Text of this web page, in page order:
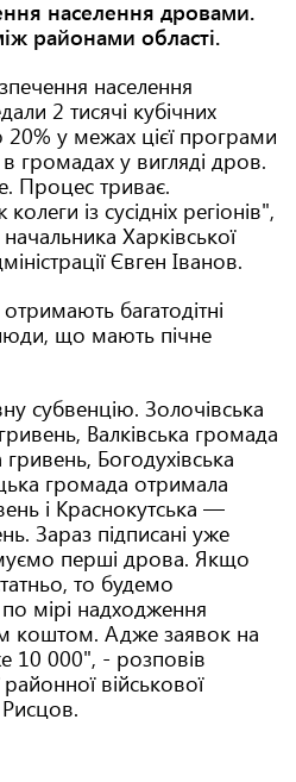
населення дровами.
районами області.
населення
2 тисячі кубічних
у межах цієї програми
громадах у вигляді дров.
Процес триває.
із сусідніх регіонів",
Харківської
Євген Іванов.
багатодітні
що мають пічне
субвенцію. Золочівська
Валківська громада
Богодухівська
громада отримала
і Краснокутська —
Зараз підписані уже
перші дрова. Якщо
то будемо
мірі надходження
коштом. Адже заявок на
10 000", - розповів
військової
Рисцов.